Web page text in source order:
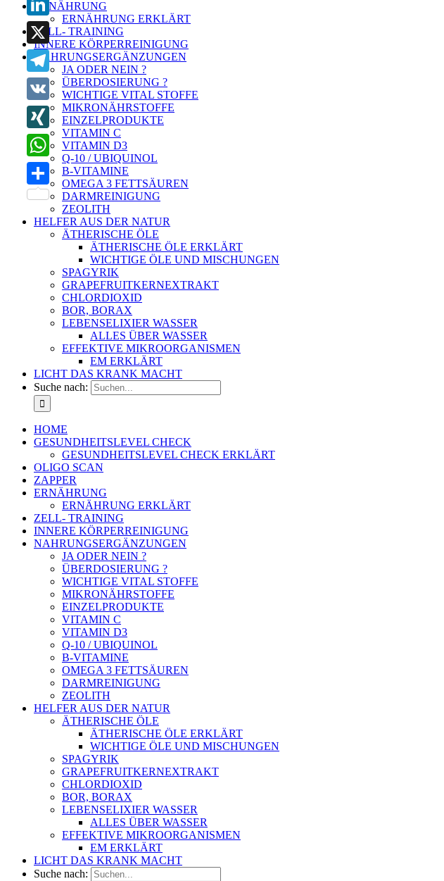
ERNÄHRUNG
ERNÄHRUNG ERKLÄRT
ZELL- TRAINING
INNERE KÖRPERREINIGUNG
NAHRUNGSERGÄNZUNGEN
JA ODER NEIN ?
ÜBERDOSIERUNG ?
WICHTIGE VITAL STOFFE
MIKRONÄHRSTOFFE
EINZELPRODUKTE
VITAMIN C
VITAMIN D3
Q-10 / UBIQUINOL
B-VITAMINE
OMEGA 3 FETTSÄUREN
DARMREINIGUNG
ZEOLITH
HELFER AUS DER NATUR
ÄTHERISCHE ÖLE
ÄTHERISCHE ÖLE ERKLÄRT
WICHTIGE ÖLE UND MISCHUNGEN
SPAGYRIK
GRAPEFRUITKERNEXTRAKT
CHLORDIOXID
BOR, BORAX
LEBENSELIXIER WASSER
ALLES ÜBER WASSER
EFFEKTIVE MIKROORGANISMEN
EM ERKLÄRT
LICHT DAS KRANK MACHT
Suche nach:
HOME
GESUNDHEITSLEVEL CHECK
GESUNDHEITSLEVEL CHECK ERKLÄRT
OLIGO SCAN
ZAPPER
ERNÄHRUNG
ERNÄHRUNG ERKLÄRT
ZELL- TRAINING
INNERE KÖRPERREINIGUNG
NAHRUNGSERGÄNZUNGEN
JA ODER NEIN ?
ÜBERDOSIERUNG ?
WICHTIGE VITAL STOFFE
MIKRONÄHRSTOFFE
EINZELPRODUKTE
VITAMIN C
VITAMIN D3
Q-10 / UBIQUINOL
B-VITAMINE
OMEGA 3 FETTSÄUREN
DARMREINIGUNG
ZEOLITH
HELFER AUS DER NATUR
ÄTHERISCHE ÖLE
ÄTHERISCHE ÖLE ERKLÄRT
WICHTIGE ÖLE UND MISCHUNGEN
SPAGYRIK
GRAPEFRUITKERNEXTRAKT
CHLORDIOXID
BOR, BORAX
LEBENSELIXIER WASSER
ALLES ÜBER WASSER
EFFEKTIVE MIKROORGANISMEN
EM ERKLÄRT
LICHT DAS KRANK MACHT
Suche nach:
LinkedIn
X
Telegram
VK
XING
WhatsApp
Teilen